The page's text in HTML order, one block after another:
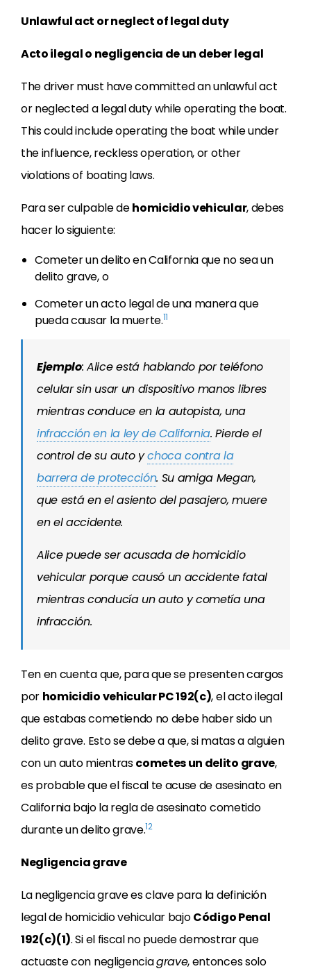
Unlawful act or neglect of legal duty
Acto ilegal o negligencia de un deber legal
The driver must have committed an unlawful act
or neglected a legal duty while operating the boat.
This could include operating the boat while under
the influence, reckless operation, or other
violations of boating laws.
Para ser culpable dehomicidio vehicular, debes
hacer lo siguiente:
Cometer un delito en California que no sea un
delito grave, o
Cometer un acto legal de una manera que
pueda causar la muerte.11
Ejemplo: Alice está hablando por teléfono
celular sin usar un dispositivo manos libres
mientras conduce en la autopista, una
infracción en la ley de California. Pierde el
control de su auto ychoca contra la
barrera de protección. Su amiga Megan,
que está en el asiento del pasajero, muere
en el accidente.
Alice puede ser acusada de homicidio
vehicular porque causó un accidente fatal
mientras conducía un auto y cometía una
infracción.
Ten en cuenta que, para que se presenten cargos
por homicidio vehicular PC 192(c), el acto ilegal
que estabas cometiendo no debe haber sido un
delito grave. Esto se debe a que, si matas a alguien
con un auto mientrascometes un delito grave,
es probable que el fiscal te acuse de asesinato en
California bajo la regla de asesinato cometido
durante un delito grave.12
Negligencia grave
La negligencia grave es clave para la definición
legal de homicidio vehicular bajoCódigo Penal
192(c)(1). Si el fiscal no puede demostrar que
actuaste con negligenciagrave, entonces solo